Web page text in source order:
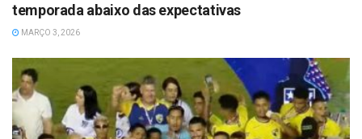
temporada abaixo das expectativas
MARÇO 3, 2026